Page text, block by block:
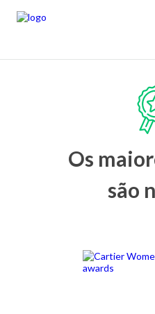
Os
são